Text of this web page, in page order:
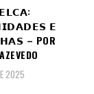
𝗘
– POR
2025